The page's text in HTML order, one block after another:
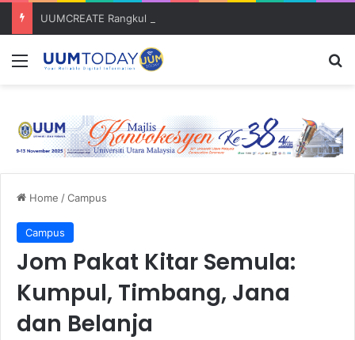
Menu
Home /Campus
Campus
Jom Pakat Kitar Semula:
Kumpul, Timbang, Jana
dan Belanja